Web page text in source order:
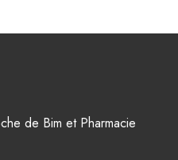
de Bim et Pharmacie